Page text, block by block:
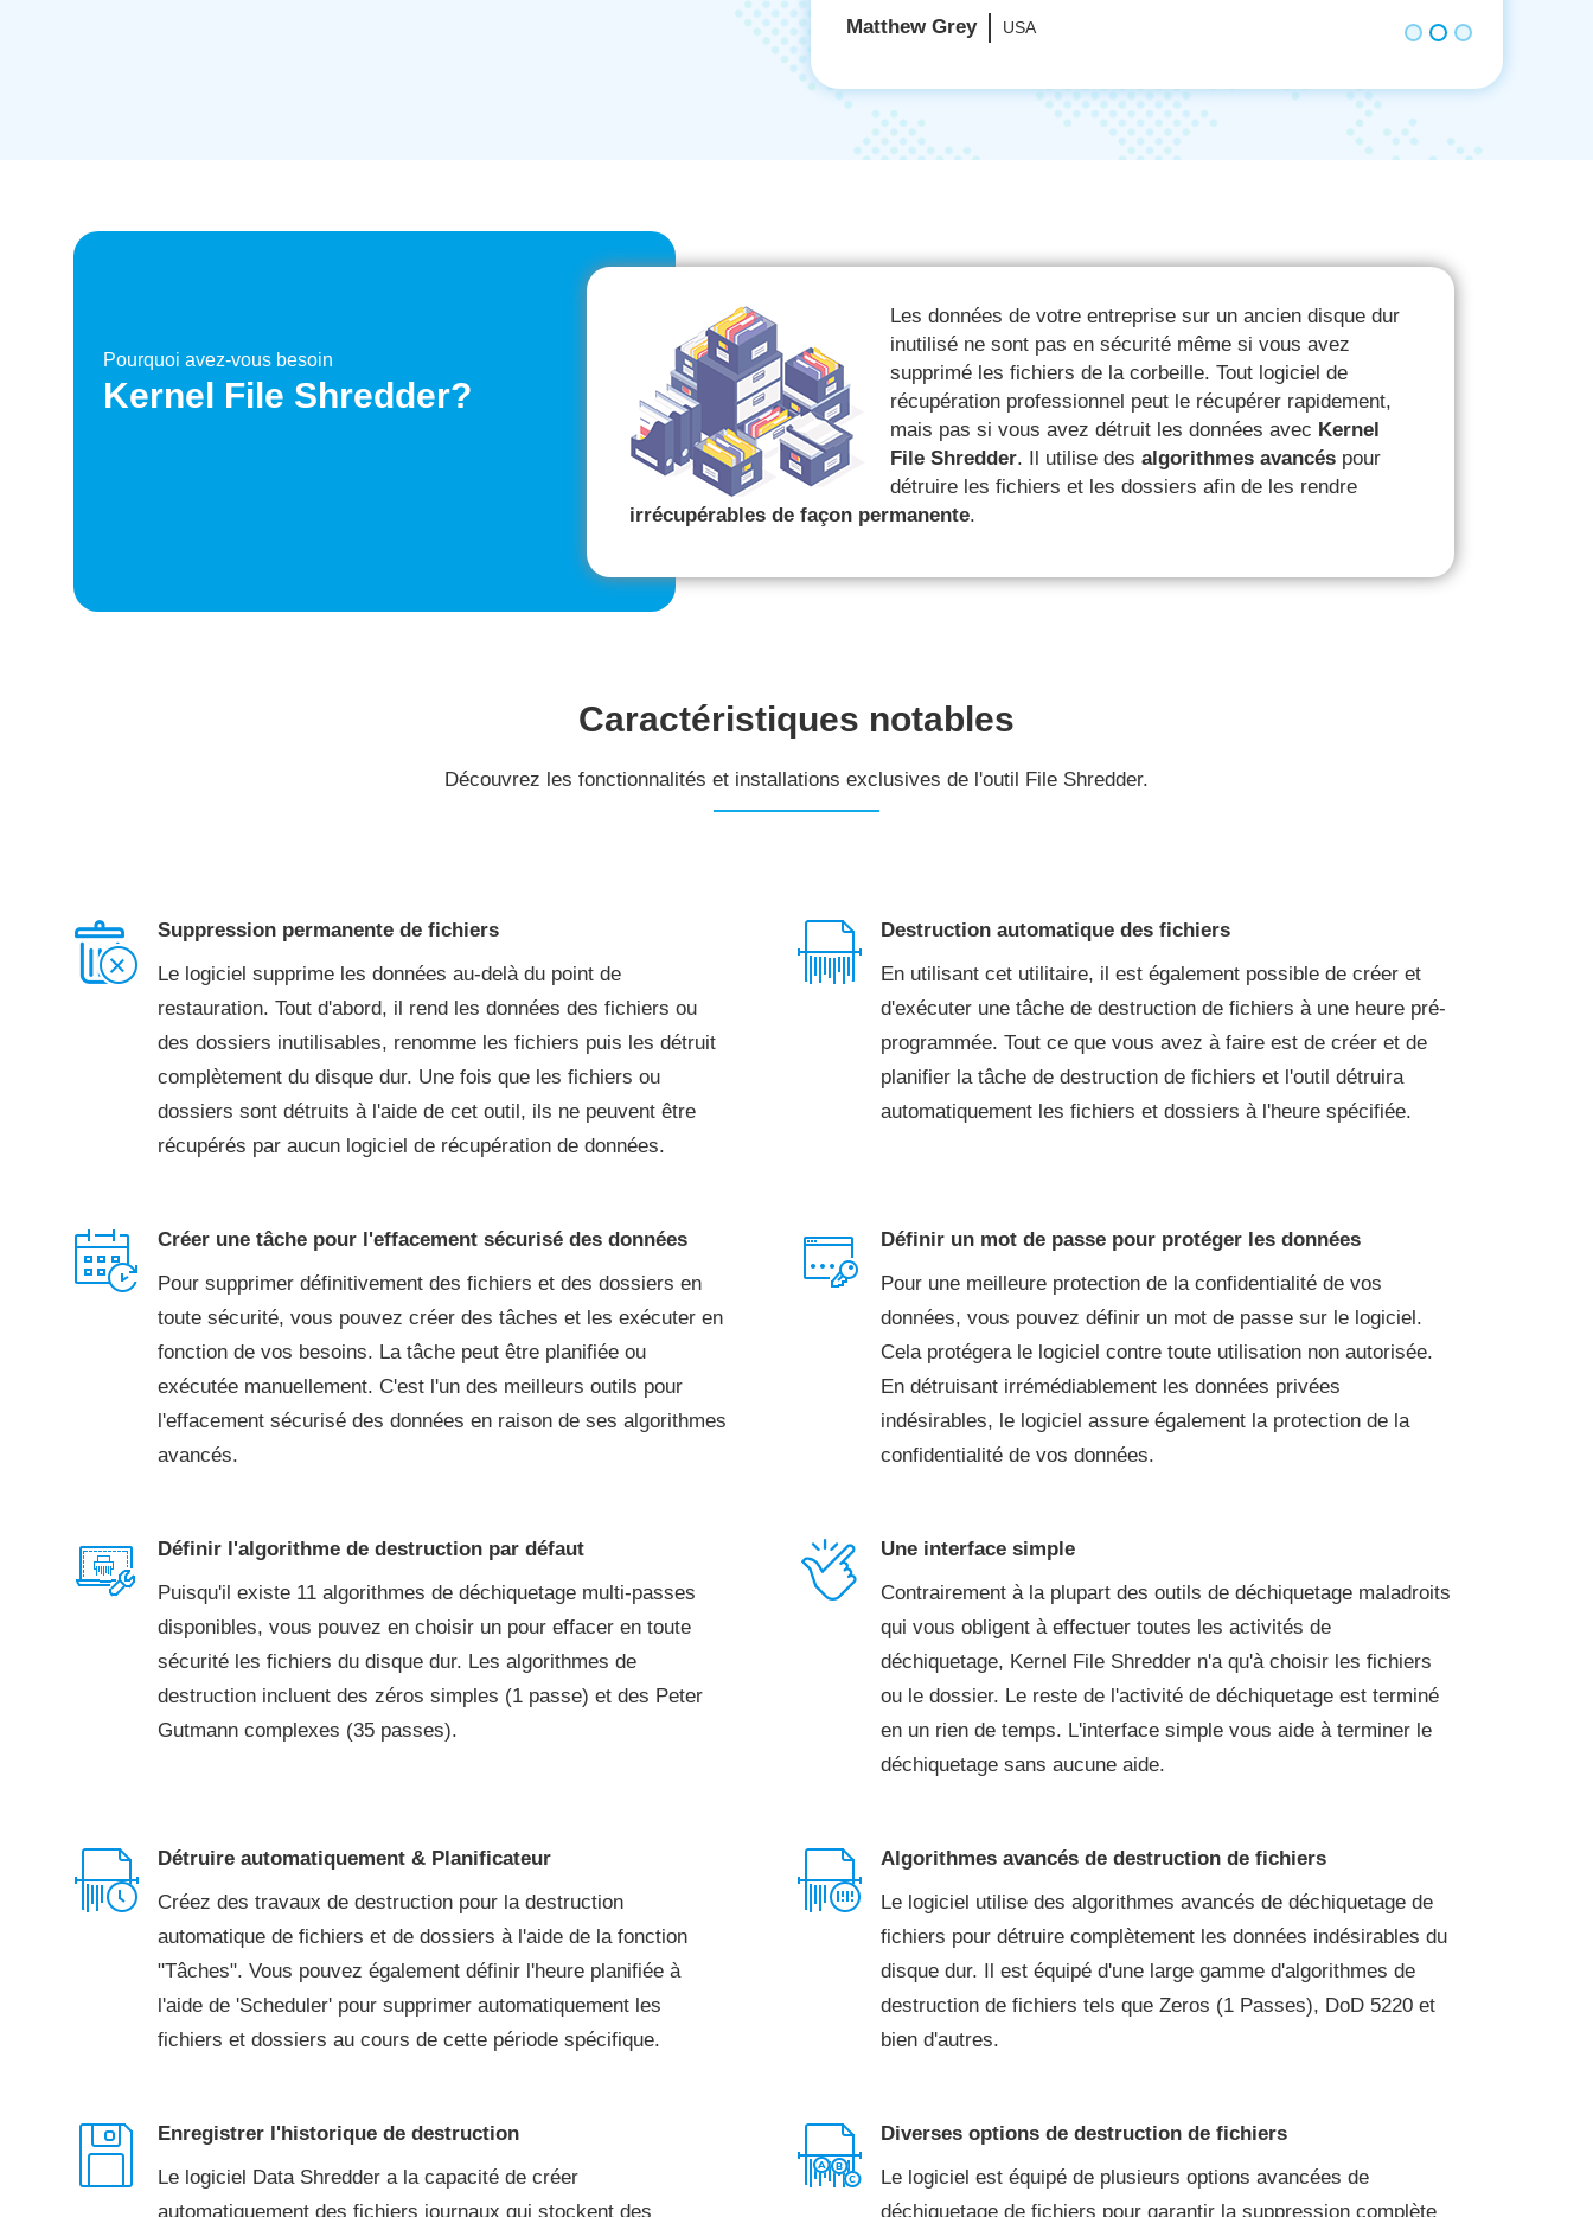
Pourquoi avez-vous besoin
Kernel File Shredder?
Les données de votre entreprise sur un ancien disque dur
inutilisé ne sont pas en sécurité même si vous avez
supprimé les fichiers de la corbeille. Tout logiciel de
récupération professionnel peut le récupérer rapidement,
mais pas si vous avez détruit les données avec Kernel
File Shredder. Il utilise desalgorithmes avancés pour
détruire les fichiers et les dossiers afin de les rendre
irrécupérables de façon permanente.
Caractéristiques notables
Découvrez les fonctionnalités et installations exclusives de l'outil File Shredder.
Suppression permanente de fichiers
Le logiciel supprime les données au-delà du point de
restauration. Tout d'abord, il rend les données des fichiers ou
des dossiers inutilisables, renomme les fichiers puis les détruit
complètement du disque dur. Une fois que les fichiers ou
dossiers sont détruits à l'aide de cet outil, ils ne peuvent être
récupérés par aucun logiciel de récupération de données.
Destruction automatique des fichiers
En utilisant cet utilitaire, il est également possible de créer et
d'exécuter une tâche de destruction de fichiers à une heure pré-
programmée. Tout ce que vous avez à faire est de créer et de
planifier la tâche de destruction de fichiers et l'outil détruira
automatiquement les fichiers et dossiers à l'heure spécifiée.
Créer une tâche pour l'effacement sécurisé des données
Pour supprimer définitivement des fichiers et des dossiers en
toute sécurité, vous pouvez créer des tâches et les exécuter en
fonction de vos besoins. La tâche peut être planifiée ou
exécutée manuellement. C'est l'un des meilleurs outils pour
l'effacement sécurisé des données en raison de ses algorithmes
avancés.
Définir un mot de passe pour protéger les données
Pour une meilleure protection de la confidentialité de vos
données, vous pouvez définir un mot de passe sur le logiciel.
Cela protégera le logiciel contre toute utilisation non autorisée.
En détruisant irrémédiablement les données privées
indésirables, le logiciel assure également la protection de la
confidentialité de vos données.
Définir l'algorithme de destruction par défaut
Puisqu'il existe 11 algorithmes de déchiquetage multi-passes
disponibles, vous pouvez en choisir un pour effacer en toute
sécurité les fichiers du disque dur. Les algorithmes de
destruction incluent des zéros simples (1 passe) et des Peter
Gutmann complexes (35 passes).
Une interface simple
Contrairement à la plupart des outils de déchiquetage maladroits
qui vous obligent à effectuer toutes les activités de
déchiquetage, Kernel File Shredder n'a qu'à choisir les fichiers
ou le dossier. Le reste de l'activité de déchiquetage est terminé
en un rien de temps. L'interface simple vous aide à terminer le
déchiquetage sans aucune aide.
Détruire automatiquement & Planificateur
Créez des travaux de destruction pour la destruction
automatique de fichiers et de dossiers à l'aide de la fonction
"Tâches". Vous pouvez également définir l'heure planifiée à
l'aide de 'Scheduler' pour supprimer automatiquement les
fichiers et dossiers au cours de cette période spécifique.
Algorithmes avancés de destruction de fichiers
Le logiciel utilise des algorithmes avancés de déchiquetage de
fichiers pour détruire complètement les données indésirables du
disque dur. Il est équipé d'une large gamme d'algorithmes de
destruction de fichiers tels que Zeros (1 Passes), DoD 5220 et
bien d'autres.
Enregistrer l'historique de destruction
Le logiciel Data Shredder a la capacité de créer
automatiquement des fichiers journaux qui stockent des
Diverses options de destruction de fichiers
Le logiciel est équipé de plusieurs options avancées de
déchiquetage de fichiers pour garantir la suppression complète